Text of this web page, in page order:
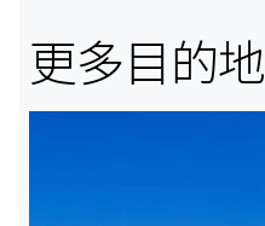
更多目的地